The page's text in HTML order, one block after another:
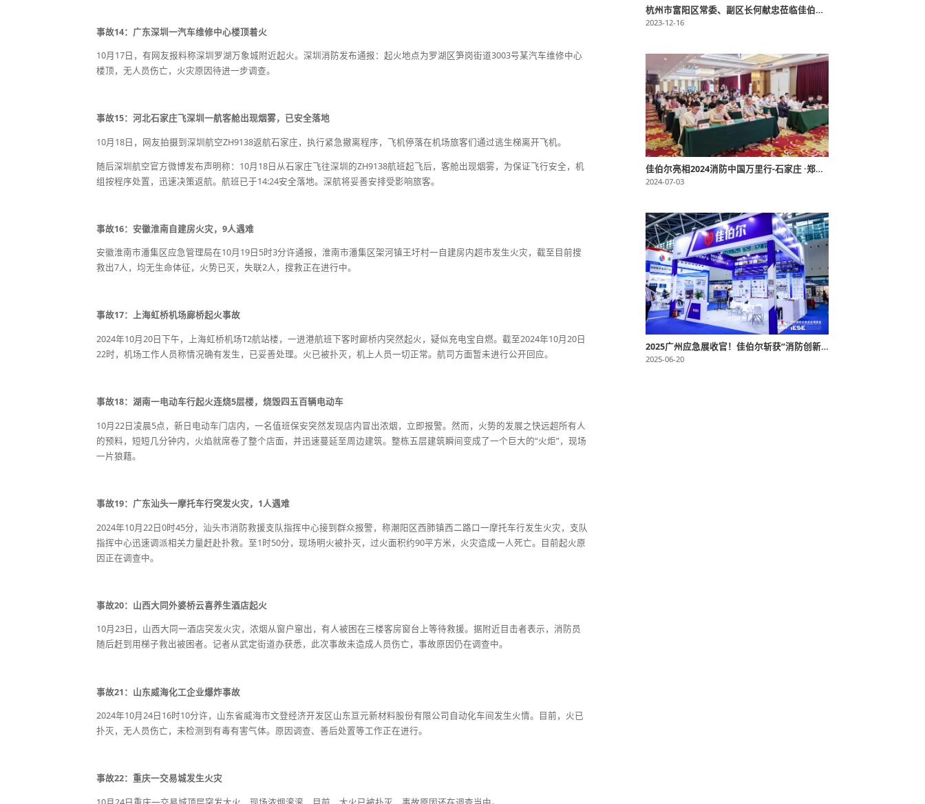
事故14：广东深圳一汽车维修中心楼顶着火
10月17日，有网友报料称深圳罗湖万象城附近起火。深圳消防发布通报：起火地点为罗湖区笋岗街道3003号某汽车维修中心
楼顶，无人员伤亡，火灾原因待进一步调查。
事故15：河北石家庄飞深圳一航客舱出现烟雾，已安全落地
10月18日，网友拍摄到深圳航空ZH9138返航石家庄，执行紧急撤离程序，飞机停落在机场旅客们通过逃生梯离开飞机。
随后深圳航空官方微博发布声明称：10月18日从石家庄飞往深圳的ZH9138航班起飞后，客舱出现烟雾，为保证飞行安全，机
组按程序处置，迅速决策返航。航班已于14:24安全落地。深航将妥善安排受影响旅客。
事故16：安徽淮南自建房火灾，9人遇难
安徽淮南市潘集区应急管理局在10月19日5时3分许通报，淮南市潘集区架河镇王圩村一自建房内超市发生火灾，截至目前搜
救出7人，均无生命体征，火势已灭，失联2人，搜救正在进行中。
事故17：上海虹桥机场廊桥起火事故
2024年10月20日下午，上海虹桥机场T2航站楼，一进港航班下客时廊桥内突然起火，疑似充电宝自燃。截至2024年10月20日
22时，机场工作人员称情况确有发生，已妥善处理。火已被扑灭，机上人员一切正常。航司方面暂未进行公开回应。
事故18：湖南一电动车行起火连烧5层楼，烧毁四五百辆电动车
10月22日凌晨5点，新日电动车门店内，一名值班保安突然发现店内冒出浓烟，立即报警。然而，火势的发展之快远超所有人
的预料，短短几分钟内，火焰就席卷了整个店面，并迅速蔓延至周边建筑。整栋五层建筑瞬间变成了一个巨大的“火炬”，现场
一片狼藉。
事故19：广东汕头一摩托车行突发火灾，1人遇难
2024年10月22日0时45分，汕头市消防救援支队指挥中心接到群众报警，称潮阳区西肺镇西二路口一摩托车行发生火灾，支队
指挥中心迅速调派相关力量赶赴扑救。至1时50分，现场明火被扑灭，过火面积约90平方米，火灾造成一人死亡。目前起火原
因正在调查中。
事故20：山西大同外婆桥云喜养生酒店起火
10月23日，山西大同一酒店突发火灾，浓烟从窗户窜出，有人被困在三楼客房窗台上等待救援。据附近目击者表示，消防员
随后赶到用梯子救出被困者。记者从武定街道办获悉，此次事故未造成人员伤亡，事故原因仍在调查中。
事故21：山东威海化工企业爆炸事故
2024年10月24日16时10分许，山东省威海市文登经济开发区山东亘元新材料股份有限公司自动化车间发生火情。目前，火已
扑灭，无人员伤亡，未检测到有毒有害气体。原因调查、善后处置等工作正在进行。
事故22：重庆一交易城发生火灾
杭州市富阳区常委、副区长何献忠莅临佳伯尔考察指导工作
2023-12-16
佳伯尔亮相2024消防中国万里行-石家庄 ·郑州站，助力消防产业升级发展
2024-07-03
2025广州应急展收官！佳伯尔斩获“消防创新奖”，行业认可再升级
2025-06-20